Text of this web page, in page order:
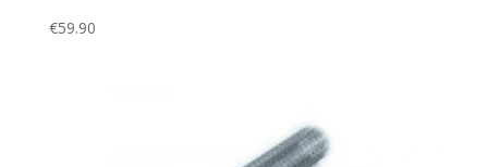
€59.90